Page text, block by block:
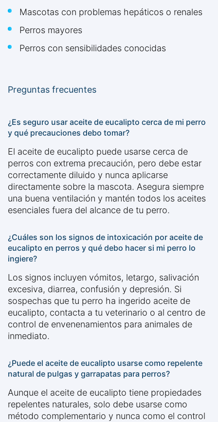
Mascotas con problemas hepáticos o renales
Perros mayores
Perros con sensibilidades conocidas
Preguntas frecuentes
¿Es seguro usar aceite de eucalipto cerca de mi perro
y qué precauciones debo tomar?
El aceite de eucalipto puede usarse cerca de
perros con extrema precaución, pero debe estar
correctamente diluido y nunca aplicarse
directamente sobre la mascota. Asegura siempre
una buena ventilación y mantén todos los aceites
esenciales fuera del alcance de tu perro.
¿Cuáles son los signos de intoxicación por aceite de
eucalipto en perros y qué debo hacer si mi perro lo
ingiere?
Los signos incluyen vómitos, letargo, salivación
excesiva, diarrea, confusión y depresión. Si
sospechas que tu perro ha ingerido aceite de
eucalipto, contacta a tu veterinario o al centro de
control de envenenamientos para animales de
inmediato.
¿Puede el aceite de eucalipto usarse como repelente
natural de pulgas y garrapatas para perros?
Aunque el aceite de eucalipto tiene propiedades
repelentes naturales, solo debe usarse como
método complementario y nunca como el control